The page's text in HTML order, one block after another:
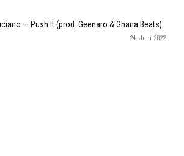
— Push It (prod. Geenaro & Ghana Beats)
24. Juni 2022